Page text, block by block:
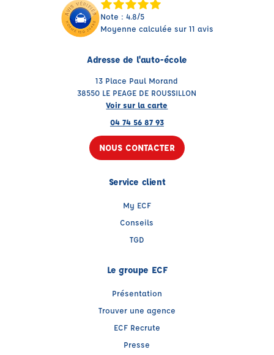
Note : 4.8/5
Moyenne calculée sur 11 avis
Adresse de l'auto-école
13 Place Paul Morand
38550 LE PEAGE DE ROUSSILLON
Voir sur la carte
04 74 56 87 93
NOUS CONTACTER
Service client
My ECF
Conseils
TGD
Le groupe ECF
Présentation
Trouver une agence
ECF Recrute
Presse